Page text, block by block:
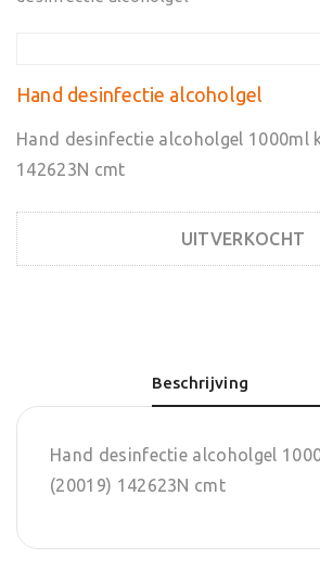
content
Hand desinfectie alcoholgel
Hand desinfectie alcoholgel 1000ml
142623N cmt
UITVERKOCHT
Beschrijving
Hand desinfectie alcoholgel
(20019) 142623N cmt